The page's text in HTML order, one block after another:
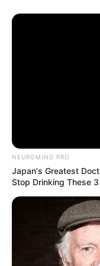
NEUROMIND PRO
Japan's Greatest
Stop Drinking These